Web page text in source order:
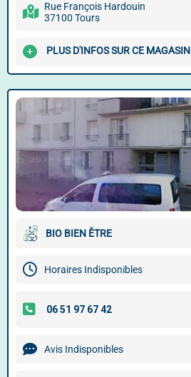
Rue François Hardouin
37100 Tours
PLUS D'INFOS SUR CE MAGASIN
BIO BIEN ĚTRE
Horaires Indisponibles
Avis Indisponibles